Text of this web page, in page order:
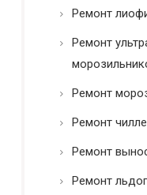
Ремонт
Ремонт
Ремонт
Ремонт
Ремонт
Ремонт